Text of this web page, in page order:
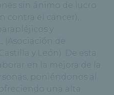
sin ánimo de lucro
contra el cáncer),
y
(Asociación de
y León). De esta
en la mejora de la
poniéndonos al
una alta